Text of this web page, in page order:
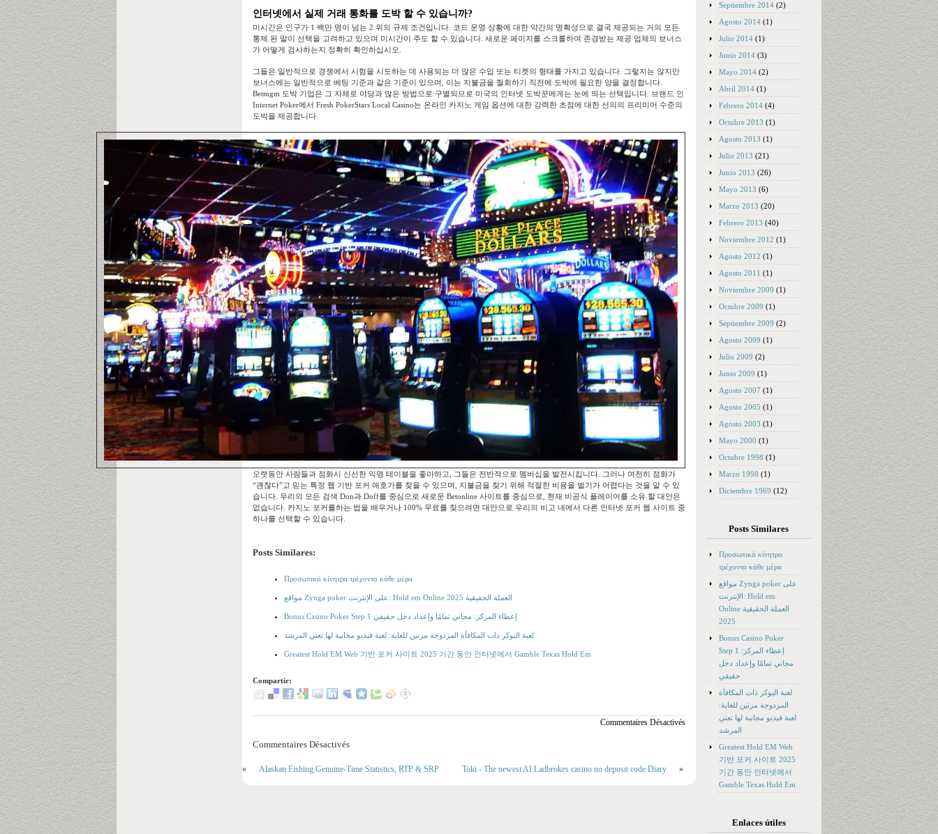
인터넷에서 실제 거래 통화를 도박 할 수 있습니까?
미시간은 인구가 1 백만 명이 넘는 2 위의 규제 조건입니다. 코드 운영 상황에 대한 약간의 명확성으로 결국 제공되는 거의 모든
통제 된 말이 선택을 고려하고 있으며 미시간이 주도 할 수 있습니다. 새로운 페이지를 스크롤하여 존경받는 제공 업체의 보너스
가 어떻게 검사하는지 정확히 확인하십시오.
그들은 일반적으로 경쟁에서 시험을 시도하는 데 사용되는 더 많은 수입 또는 티켓의 형태를 가지고 있습니다. 그렇지는 않지만
보너스에는 일반적으로 베팅 기준과 같은 기준이 있으며, 이는 지불금을 철회하기 직전에 도박에 필요한 양을 결정합니다.
Betmgm 도박 기업은 그 자체로 야당과 많은 방법으로 구별되므로 미국의 인터넷 도박꾼에게는 눈에 띄는 선택입니다. 브랜드 인
Internet Poker에서 Fresh PokerStars Local Casino는 온라인 카지노 게임 옵션에 대한 강력한 초점에 대한 선의의 프리미어 수준의
도박을 제공합니다.
오랫동안 사람들과 점화시 신선한 익명 테이블을 좋아하고, 그들은 전반적으로 멤버십을 발전시킵니다. 그러나 여전히 점화가
“괜찮다”고 믿는 특정 웹 기반 포커 애호가를 찾을 수 있으며, 지불금을 찾기 위해 적절한 비용을 벌기가 어렵다는 것을 알 수 있
습니다. 우리의 모든 검색 Don과 Doff를 중심으로 새로운 Betonline 사이트를 중심으로, 현재 비공식 플레이어를 소유 할 대안은
없습니다. 카지노 포커를하는 법을 배우거나 100% 무료를 찾으려면 대안으로 우리의 비고 내에서 다른 인터넷 포커 웹 사이트 중
하나를 선택할 수 있습니다.
Posts Similares:
Προσωπικά κίνητρα τρέχοντα κάθε μέρα
مواقع Zynga poker على الإنترنت: Hold em Online العملة الحقيقية 2025
Bonus Casino Poker Step 1 إعطاء المركز: مجاني تمامًا وإعداد دخل حقيقي
لعبة البوكر ذات المكافأة المزدوجة مرتين للغاية: لعبة فيديو مجانية لها تعني المرشد
Greatest Hold EM Web 기반 포커 사이트 2025 기간 동안 인터넷에서 Gamble Texas Hold Em
Compartir:
Commentaires Désactivés
Commentaires Désactivés
« Alaskan Fishing Genuine-Time Statistics, RTP & SRP Toki ‐ The newest AI Ladbrokes casino no deposit code Diary »
Septiembre 2014 (2)
Agosto 2014 (1)
Julio 2014 (1)
Junio 2014 (3)
Mayo 2014 (2)
Abril 2014 (1)
Febrero 2014 (4)
Octubre 2013 (1)
Agosto 2013 (1)
Julio 2013 (21)
Junio 2013 (26)
Mayo 2013 (6)
Marzo 2013 (20)
Febrero 2013 (40)
Noviembre 2012 (1)
Agosto 2012 (1)
Agosto 2011 (1)
Noviembre 2009 (1)
Octubre 2009 (1)
Septiembre 2009 (2)
Agosto 2009 (1)
Julio 2009 (2)
Junio 2009 (1)
Agosto 2007 (1)
Agosto 2005 (1)
Agosto 2003 (1)
Mayo 2000 (1)
Octubre 1998 (1)
Marzo 1998 (1)
Diciembre 1969 (12)
Posts Similares
Προσωπικά κίνητρα
τρέχοντα κάθε μέρα
مواقع Zynga poker على
الإنترنت: Hold em
Online العملة الحقيقية
2025
Bonus Casino Poker
Step 1 إعطاء المركز:
مجاني تمامًا وإعداد دخل
حقيقي
لعبة البوكر ذات المكافأة
المزدوجة مرتين للغاية:
لعبة فيديو مجانية لها تعني
المرشد
Greatest Hold EM Web
기반 포커 사이트 2025
기간 동안 인터넷에서
Gamble Texas Hold Em
Enlaces útiles